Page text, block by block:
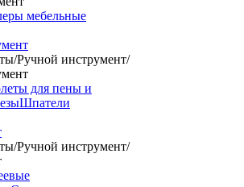
мебельные
/Ручной инструмент/
для пены и
Шпатели
/Ручной инструмент/